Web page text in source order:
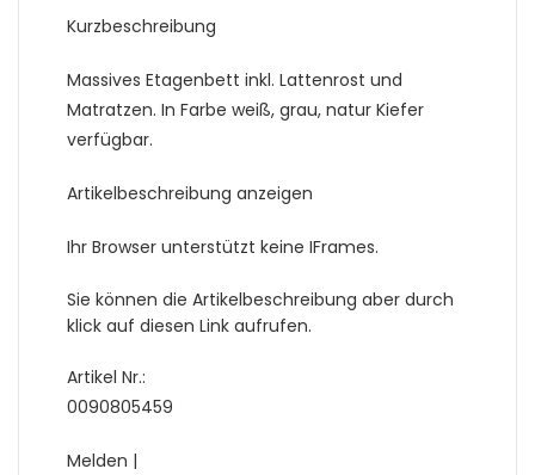
Kurzbeschreibung
Massives Etagenbett inkl. Lattenrost und
Matratzen. In Farbe weiß, grau, natur Kiefer
verfügbar.
Artikelbeschreibung anzeigen
Ihr Browser unterstützt keine IFrames.
Sie können die Artikelbeschreibung aber durch
klick auf diesen Link aufrufen.
Artikel Nr.:
0090805459
Melden |